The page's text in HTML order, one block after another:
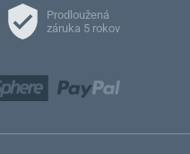
Prodloužená
záruka 5 rokov